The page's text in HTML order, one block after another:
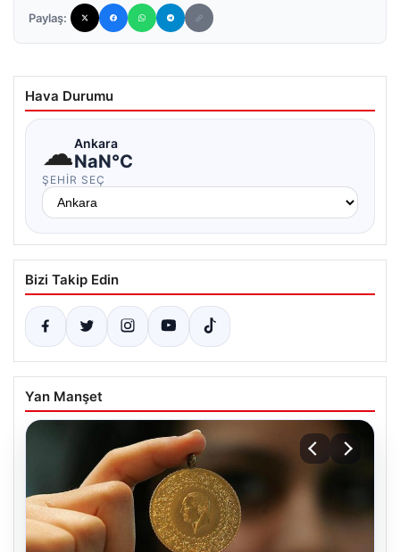
Paylaş:
Hava Durumu
☁Ankara
NaN°C
ŞEHIR SEÇ
Bizi Takip Edin
Yan Manşet